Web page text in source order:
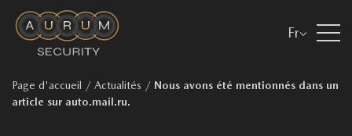
Fr
Page d'accueil / Actualités / Nous avons été mentionnés dans un
article sur auto.mail.ru.